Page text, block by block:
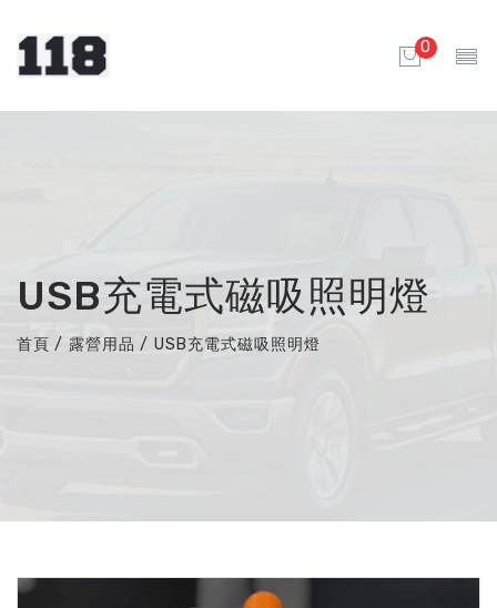
0
USB充電式磁吸照明燈
首頁 / 露營用品 / USB充電式磁吸照明燈